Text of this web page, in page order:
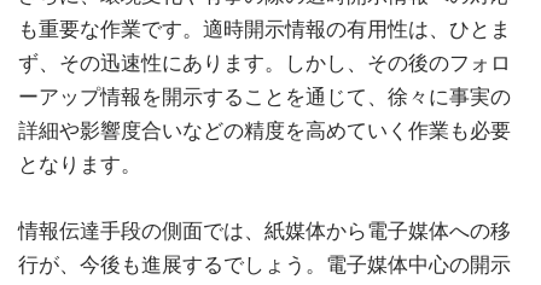
も重要な作業です。適時開示情報の有用性は、ひとま
ず、その迅速性にあります。しかし、その後のフォロ
ーアップ情報を開示することを通じて、徐々に事実の
詳細や影響度合いなどの精度を高めていく作業も必要
となります。
情報伝達手段の側面では、紙媒体から電子媒体への移
行が、今後も進展するでしょう。電子媒体中心の開示